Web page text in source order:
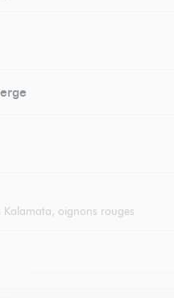
Kalamata, oignons rouges